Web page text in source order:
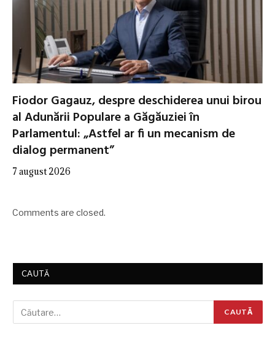
Fiodor Gagauz, despre deschiderea unui birou
al Adunării Populare a Găgăuziei în
Parlamentul: „Astfel ar fi un mecanism de
dialog permanent”
7 august 2026
Comments are closed.
CAUTĂ